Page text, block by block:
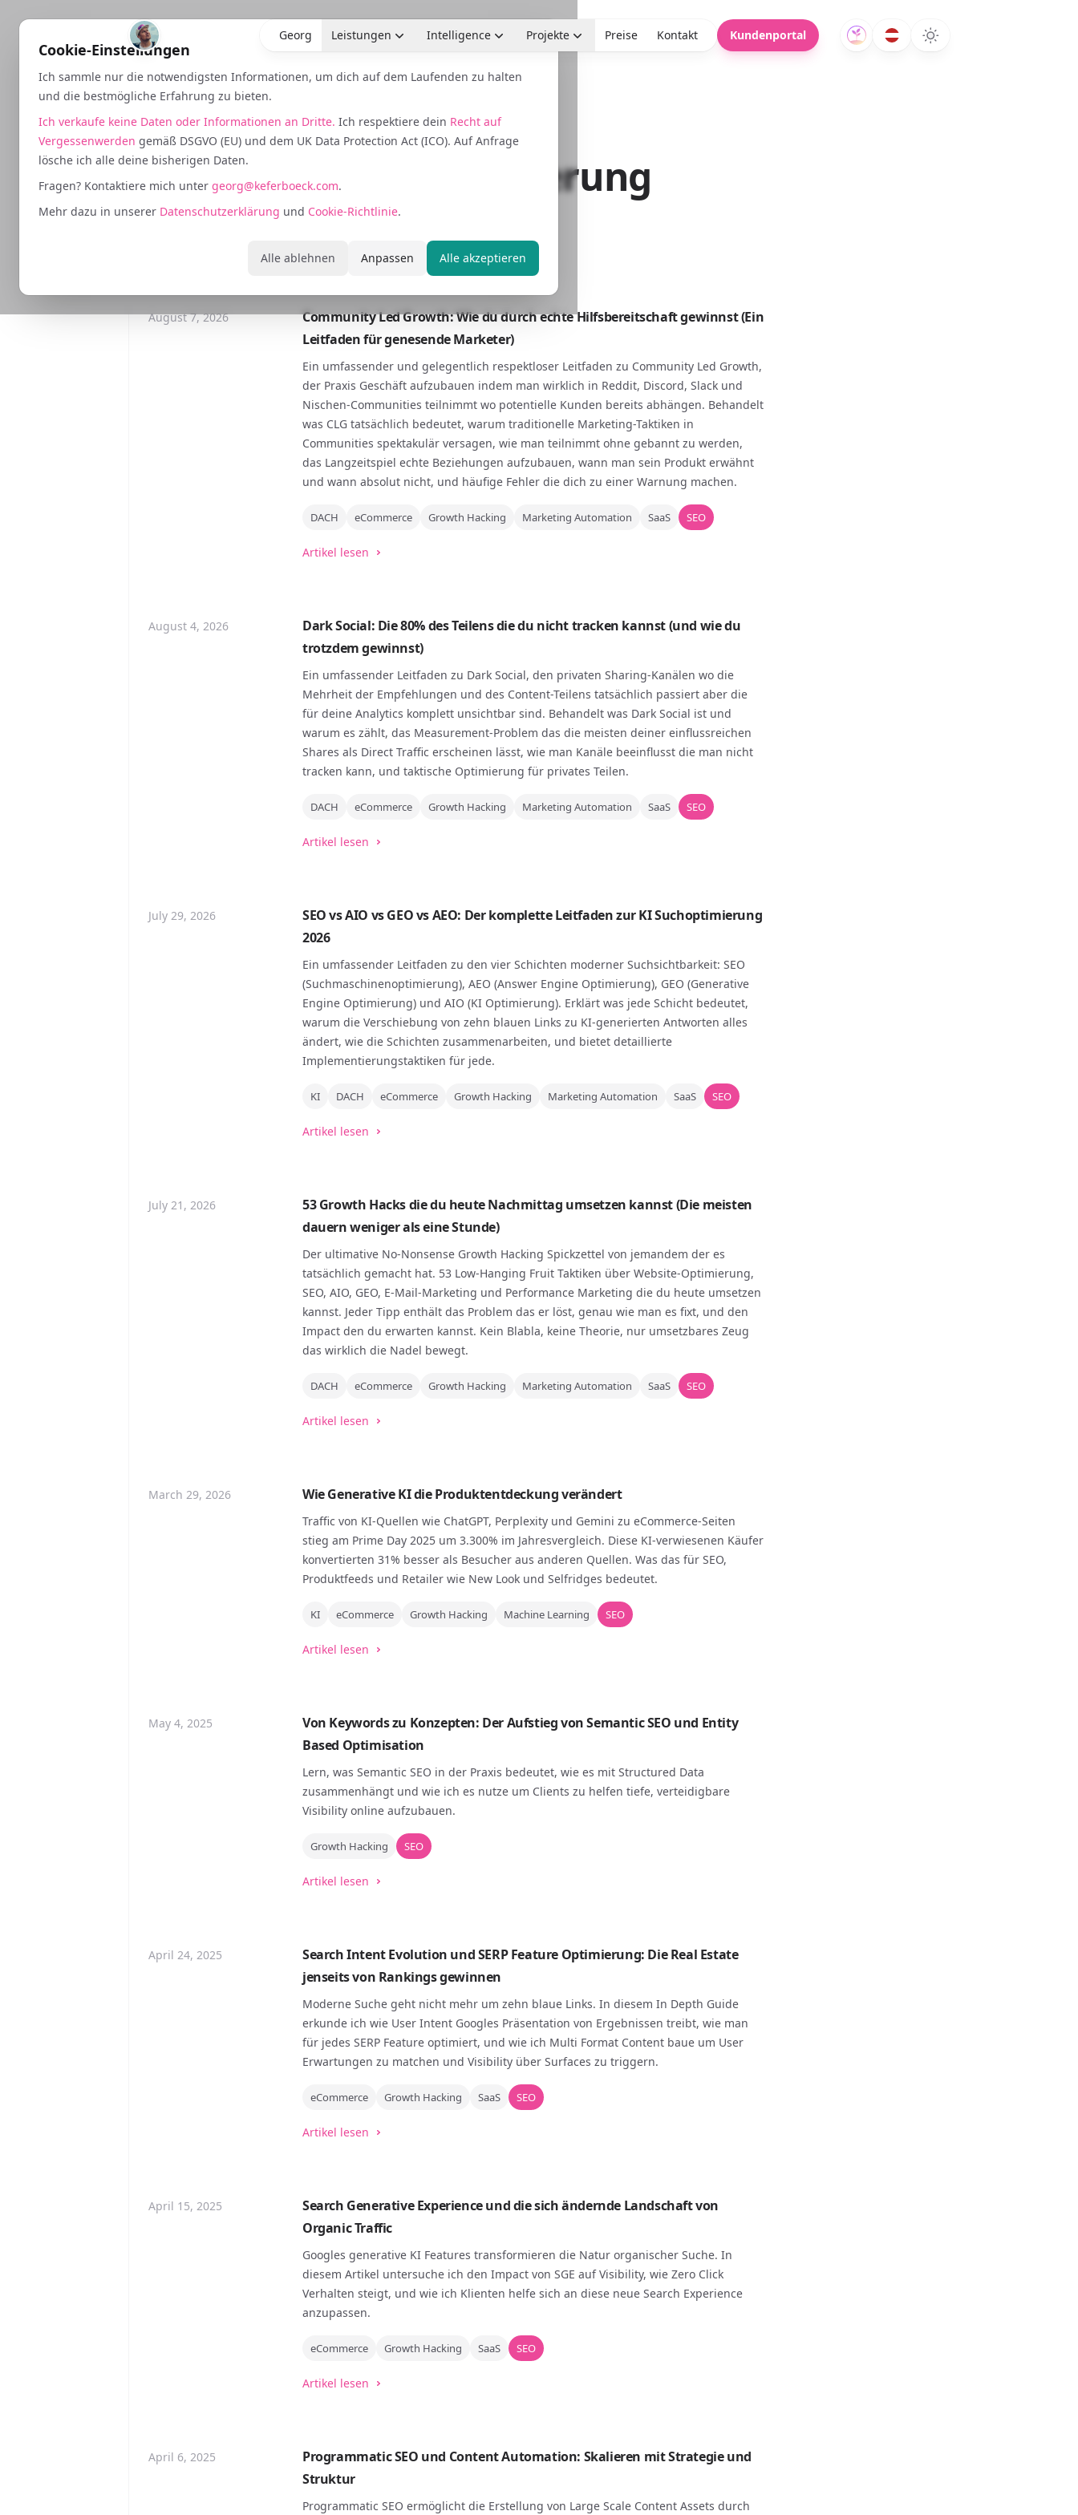
Cookie-Einstellungen
Ich sammle nur die notwendigsten Informationen, um dich auf dem Laufenden zu halten
und die bestmögliche Erfahrung zu bieten.
Ich verkaufe keine Daten oder Informationen an Dritte. Ich respektiere dein Recht auf
Vergessenwerden gemäß DSGVO (EU) und dem UK Data Protection Act (ICO). Auf Anfrage
lösche ich alle deine bisherigen Daten.
Fragen? Kontaktiere mich unter georg@keferboeck.com.
Mehr dazu in unserer Datenschutzerklärung und Cookie-Richtlinie.
Alle ablehnen Anpassen Alle akzeptieren
Georg Leistungen Intelligence Projekte Preise Kontakt Kundenportal
Suchmaschinenoptimierung
Community Led Growth: Wie du durch echte Hilfsbereitschaft gewinnst (Ein
Leitfaden für genesende Marketer)
Ein umfassender und gelegentlich respektloser Leitfaden zu Community Led Growth,
der Praxis Geschäft aufzubauen indem man wirklich in Reddit, Discord, Slack und
Nischen-Communities teilnimmt wo potentielle Kunden bereits abhängen. Behandelt
was CLG tatsächlich bedeutet, warum traditionelle Marketing-Taktiken in
Communities spektakulär versagen, wie man teilnimmt ohne gebannt zu werden,
das Langzeitspiel echte Beziehungen aufzubauen, wann man sein Produkt erwähnt
und wann absolut nicht, und häufige Fehler die dich zu einer Warnung machen.
DACH eCommerce Growth Hacking Marketing Automation SaaS SEO
Artikel lesen
August 7, 2026
Dark Social: Die 80% des Teilens die du nicht tracken kannst (und wie du
trotzdem gewinnst)
Ein umfassender Leitfaden zu Dark Social, den privaten Sharing-Kanälen wo die
Mehrheit der Empfehlungen und des Content-Teilens tatsächlich passiert aber die
für deine Analytics komplett unsichtbar sind. Behandelt was Dark Social ist und
warum es zählt, das Measurement-Problem das die meisten deiner einflussreichen
Shares als Direct Traffic erscheinen lässt, wie man Kanäle beeinflusst die man nicht
tracken kann, und taktische Optimierung für privates Teilen.
DACH eCommerce Growth Hacking Marketing Automation SaaS SEO
Artikel lesen
August 4, 2026
SEO vs AIO vs GEO vs AEO: Der komplette Leitfaden zur KI Suchoptimierung
2026
Ein umfassender Leitfaden zu den vier Schichten moderner Suchsichtbarkeit: SEO
(Suchmaschinenoptimierung), AEO (Answer Engine Optimierung), GEO (Generative
Engine Optimierung) und AIO (KI Optimierung). Erklärt was jede Schicht bedeutet,
warum die Verschiebung von zehn blauen Links zu KI-generierten Antworten alles
ändert, wie die Schichten zusammenarbeiten, und bietet detaillierte
Implementierungstaktiken für jede.
KI DACH eCommerce Growth Hacking Marketing Automation SaaS SEO
Artikel lesen
July 29, 2026
53 Growth Hacks die du heute Nachmittag umsetzen kannst (Die meisten
dauern weniger als eine Stunde)
Der ultimative No-Nonsense Growth Hacking Spickzettel von jemandem der es
tatsächlich gemacht hat. 53 Low-Hanging Fruit Taktiken über Website-Optimierung,
SEO, AIO, GEO, E-Mail-Marketing und Performance Marketing die du heute umsetzen
kannst. Jeder Tipp enthält das Problem das er löst, genau wie man es fixt, und den
Impact den du erwarten kannst. Kein Blabla, keine Theorie, nur umsetzbares Zeug
das wirklich die Nadel bewegt.
DACH eCommerce Growth Hacking Marketing Automation SaaS SEO
Artikel lesen
July 21, 2026
Wie Generative KI die Produktentdeckung verändert
Traffic von KI-Quellen wie ChatGPT, Perplexity und Gemini zu eCommerce-Seiten
stieg am Prime Day 2025 um 3.300% im Jahresvergleich. Diese KI-verwiesenen Käufer
konvertierten 31% besser als Besucher aus anderen Quellen. Was das für SEO,
Produktfeeds und Retailer wie New Look und Selfridges bedeutet.
KI eCommerce Growth Hacking Machine Learning SEO
Artikel lesen
March 29, 2026
Von Keywords zu Konzepten: Der Aufstieg von Semantic SEO und Entity
Based Optimisation
Lern, was Semantic SEO in der Praxis bedeutet, wie es mit Structured Data
zusammenhängt und wie ich es nutze um Clients zu helfen tiefe, verteidigbare
Visibility online aufzubauen.
Growth Hacking SEO
Artikel lesen
May 4, 2025
Search Intent Evolution und SERP Feature Optimierung: Die Real Estate
jenseits von Rankings gewinnen
Moderne Suche geht nicht mehr um zehn blaue Links. In diesem In Depth Guide
erkunde ich wie User Intent Googles Präsentation von Ergebnissen treibt, wie man
für jedes SERP Feature optimiert, und wie ich Multi Format Content baue um User
Erwartungen zu matchen und Visibility über Surfaces zu triggern.
eCommerce Growth Hacking SaaS SEO
Artikel lesen
April 24, 2025
Search Generative Experience und die sich ändernde Landschaft von
Organic Traffic
Googles generative KI Features transformieren die Natur organischer Suche. In
diesem Artikel untersuche ich den Impact von SGE auf Visibility, wie Zero Click
Verhalten steigt, und wie ich Klienten helfe sich an diese neue Search Experience
anzupassen.
eCommerce Growth Hacking SaaS SEO
Artikel lesen
April 15, 2025
Programmatic SEO und Content Automation: Skalieren mit Strategie und
Struktur
Programmatic SEO ermöglicht die Erstellung von Large Scale Content Assets durch
April 6, 2025